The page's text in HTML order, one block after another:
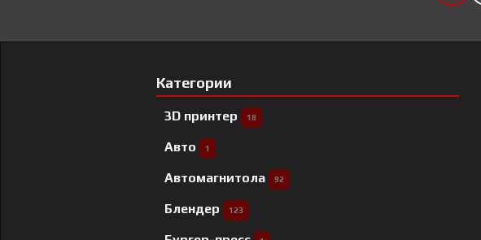
Категории
3D принтер 18
Авто 1
Автомагнитола 92
Блендер 123